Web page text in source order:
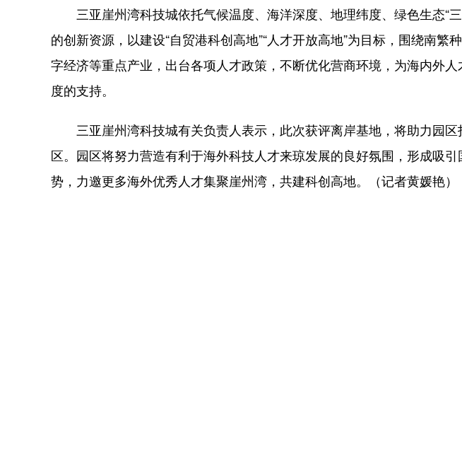
三亚崖州湾科技城依托气候温度、海洋深度、地理纬度、绿色生态“
的创新资源，以建设“自贸港科创高地”“人才开放高地”为目标，围绕南繁
字经济等重点产业，出台各项人才政策，不断优化营商环境，为海内外
度的支持。
三亚崖州湾科技城有关负责人表示，此次获评离岸基地，将助力园区
区。园区将努力营造有利于海外科技人才来琼发展的良好氛围，形成吸
势，力邀更多海外优秀人才集聚崖州湾，共建科创高地。（记者黄媛艳）